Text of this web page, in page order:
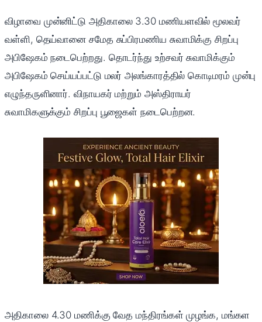
விழாவை முன்னிட்டு அதிகாலை 3.30 மணியளவில் மூலவர்
வள்ளி, தெய்வானை சமேத சுப்பிரமணிய சுவாமிக்கு சிறப்பு
அபிஷேகம் நடைபெற்றது. தொடர்ந்து உற்சவர் சுவாமிக்கும்
அபிஷேகம் செய்யப்பட்டு மலர் அலங்காரத்தில் கொடிமரம் முன்பு
எழுந்தருளினார். விநாயகர் மற்றும் அஸ்திராயர்
சுவாமிகளுக்கும் சிறப்பு பூஜைகள் நடைபெற்றன.
அதிகாலை 4.30 மணிக்கு வேத மந்திரங்கள் முழங்க, மங்கள